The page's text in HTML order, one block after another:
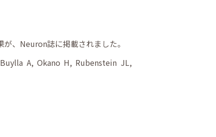
、Neuron誌に掲載されました。
A, Okano H, Rubenstein JL,